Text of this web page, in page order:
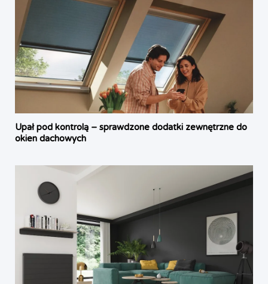
Upał pod kontrolą – sprawdzone dodatki zewnętrzne do
okien dachowych